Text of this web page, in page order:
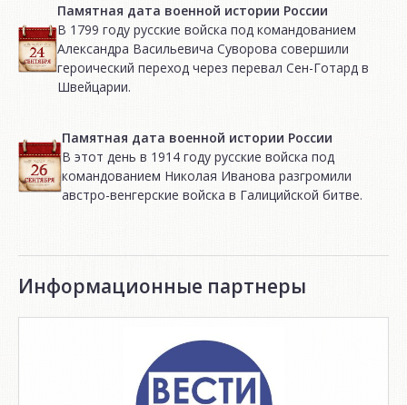
Памятная дата военной истории России
В 1799 году русские войска под командованием
Александра Васильевича Суворова совершили
героический переход через перевал Сен-Готард в
Швейцарии.
Памятная дата военной истории России
В этот день в 1914 году русские войска под
командованием Николая Иванова разгромили
австро-венгерские войска в Галицийской битве.
Информационные партнеры